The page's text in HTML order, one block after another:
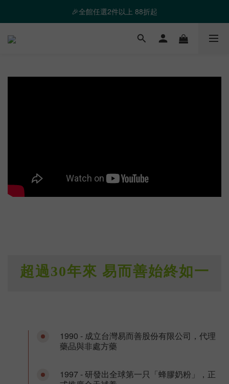
❤️ 霸氣優惠 滿額最高折888 👉去逛逛
🎉全館任選2件以上 88折起
❤️ 霸氣優惠 滿額最高折888 👉去逛逛
超過30年來 易而善始終如一
1990 - 成立台灣易而善股份有限公司，代理
藥品與非處方藥
1997 - 研發出全球第一只「蜂膠奶粉」，正